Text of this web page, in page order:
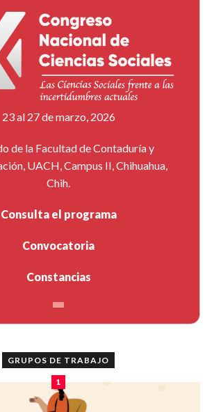
23 al 27 de marzo, 2026
de la Facultad de Contaduría y
UACH, Campus II, Chihuahua,
Chih.
Consulta el programa
Convocatoria
Constancias
GRUPOS DE TRABAJO
1